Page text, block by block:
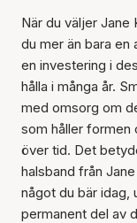
När du väljer
du mer än bara en
en investering i
hålla i många år.
med omsorg om
som håller formen
över tid. Det
halsband från
något du bär idag,
permanent del av